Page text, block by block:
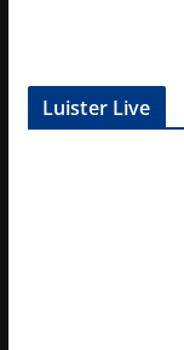
Luister Live